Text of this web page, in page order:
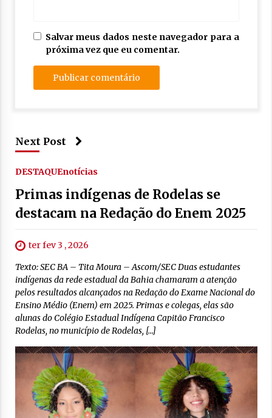
Salvar meus dados neste navegador para a
próxima vez que eu comentar.
Next Post
DESTAQUEnotícias
Primas indígenas de Rodelas se
destacam na Redação do Enem 2025
ter fev 3 , 2026
Texto: SEC BA – Tita Moura – Ascom/SEC Duas estudantes
indígenas da rede estadual da Bahia chamaram a atenção
pelos resultados alcançados na Redação do Exame Nacional do
Ensino Médio (Enem) em 2025. Primas e colegas, elas são
alunas do Colégio Estadual Indígena Capitão Francisco
Rodelas, no município de Rodelas, […]